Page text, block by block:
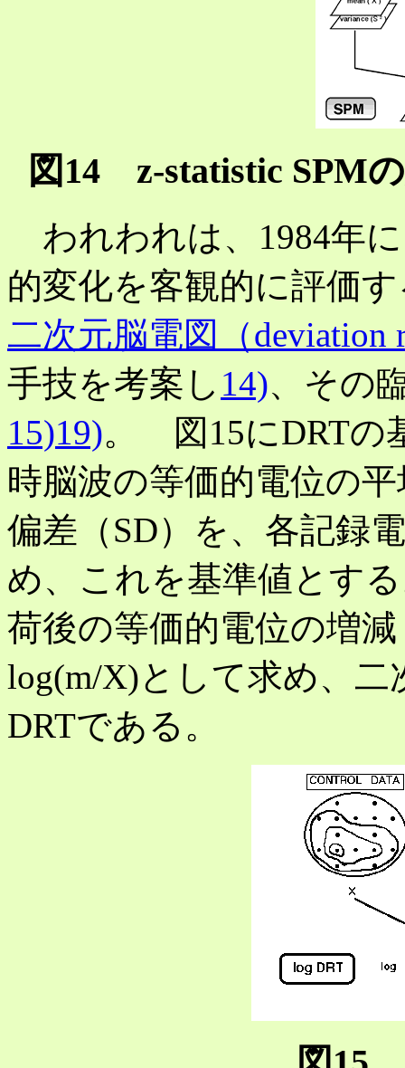
図14 z-statistic SPM
われわれは、1984年
的変化を客観的に評価
二次元脳電図（deviation
手技を考案し 14)、その
15)19)。 図15にDRTの
時脳波の等価的電位の
偏差（SD）を、各記録
め、これを基準値とす
荷後の等価的電位の増減
log(m/X)として求め、
DRTである。